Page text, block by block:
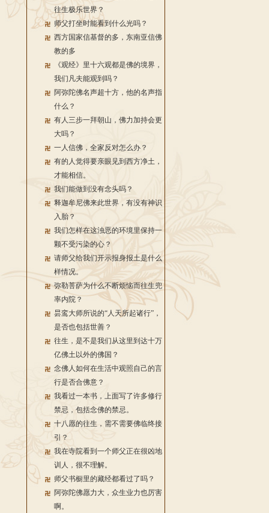
往生极乐世界？
师父打坐时能看到什么光吗？
西方国家信基督的多，东南亚信佛
教的多
《观经》里十六观都是佛的境界，
我们凡夫能观到吗？
阿弥陀佛名声超十方，他的名声指
什么？
有人三步一拜朝山，佛力加持会更
大吗？
一人信佛，全家反对怎么办？
有的人觉得要亲眼见到西方净土，
才能相信。
我们能做到没有念头吗？
释迦牟尼佛来此世界，有没有神识
入胎？
我们怎样在这浊恶的环境里保持一
颗不受污染的心？
请师父给我们开示报身报土是什么
样情况。
弥勒菩萨为什么不断烦恼而往生兜
率内院？
昙鸾大师所说的“人天所起诸行”，
是否也包括世善？
往生，是不是我们从这里到达十万
亿佛土以外的佛国？
念佛人如何在生活中观照自己的言
行是否合佛意？
我看过一本书，上面写了许多修行
禁忌，包括念佛的禁忌。
十八愿的往生，需不需要佛临终接
引？
我在寺院看到一个师父正在很凶地
训人，很不理解。
师父书橱里的藏经都看过了吗？
阿弥陀佛愿力大，众生业力也厉害
啊。